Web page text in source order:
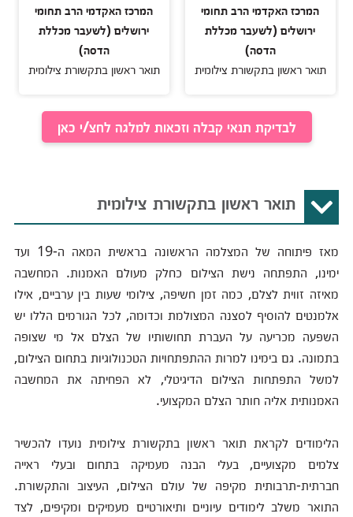
המרכז האקדמי הרב תחומי
ירושלים (לשעבר מכללת
הדסה)
תואר ראשון בתקשורת צילומית
המרכז האקדמי הרב תחומי
ירושלים (לשעבר מכללת
הדסה)
תואר ראשון בתקשורת צילומית
לבדיקת תנאי קבלה וזכאות למלגה לחצ/י כאן
תואר ראשון בתקשורת צילומית
מאז פיתוחה של המצלמה הראשונה בראשית המאה ה-19 ועד
ימינו, התפתחה נישת הצילום כחלק מעולם האמנות. המחשבה
מאיזה זווית לצלם, כמה זמן חשיפה, צילומי שעות בין ערביים, אילו
אלמנטים להוסיף לסצנה המצולמת וכדומה, לכל הגורמים הללו יש
השפעה מכריעה על העברת תחושותיו של הצלם אל מי שצופה
בתמונה. גם בימינו למרות ההתפתחויות הטכנולוגיות בתחום הצילום,
למשל התפתחות הצילום הדיגיטלי, לא הפחיתה את המחשבה
האמנותית אליה חותר הצלם המקצועי.
הלימודים לקראת תואר ראשון בתקשורת צילומית נועדו להכשיר
צלמים מקצועיים, בעלי הבנה מעמיקה בתחום ובעלי ראייה
חברתית-תרבותית מקיפה של עולם הצילום, העיצוב והתקשורת.
התואר משלב לימודים עיוניים ותיאורטיים מעמיקים ומקיפים, לצד